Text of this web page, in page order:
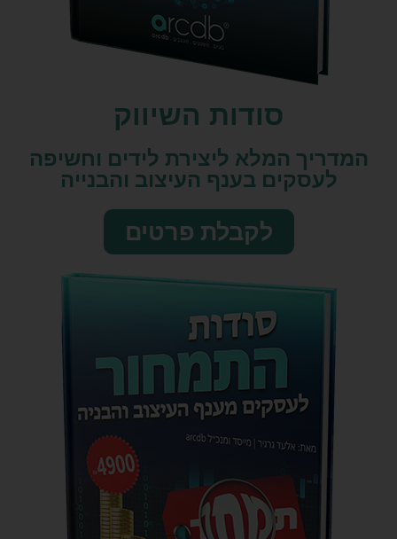
סודות השיווק​
המדריך המלא ליצירת לידים וחשיפה
לעסקים בענף העיצוב והבנייה
לקבלת פרטים